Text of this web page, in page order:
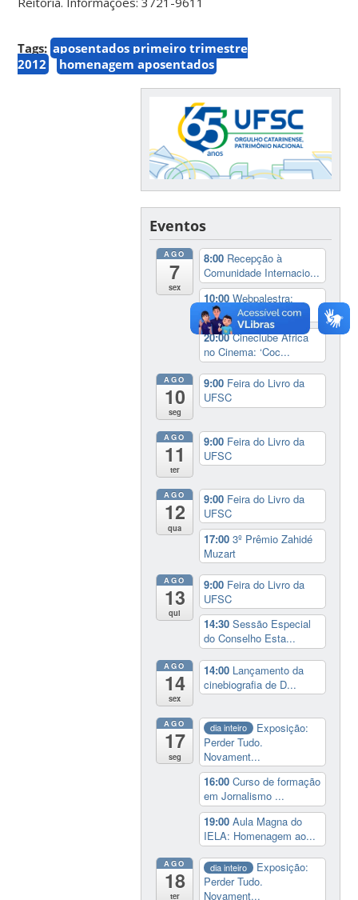
Tags: aposentados primeiro trimestre
2012
homenagem aposentados
Eventos
AGO
7
sex
8:00 Recepção à
Comunidade Internacio...
10:00Webpalestra:
‘Informações essenc...
20:00Cineclube África
no Cinema: ‘Coc...
AGO
10
seg
9:00 Feira do Livro da
UFSC
AGO
11
ter
9:00 Feira do Livro da
UFSC
AGO
12
qua
9:00 Feira do Livro da
UFSC
17:003º Prêmio Zahidé
Muzart
AGO
13
qui
9:00 Feira do Livro da
UFSC
14:30Sessão Especial
do Conselho Esta...
AGO
14
sex
14:00 Lançamento da
cinebiografia de D...
AGO
17
seg
dia inteiro
Exposição:
Perder Tudo.
Novament...
16:00Curso de formação
em Jornalismo ...
19:00Aula Magna do
IELA: Homenagem ao...
AGO
18
ter
dia inteiro
Exposição:
Perder Tudo.
Novament...